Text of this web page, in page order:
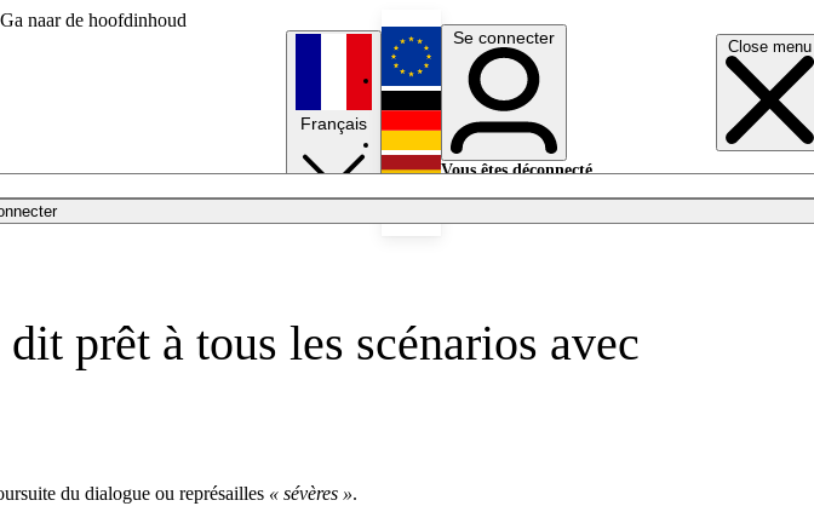
Ga naar de hoofdinhoud
Close menu
Français
English
Deutsch
Se connecter
Vous êtes déconnecté.
prêt à tous les scénarios avec
du dialogue ou représailles « sévères ».